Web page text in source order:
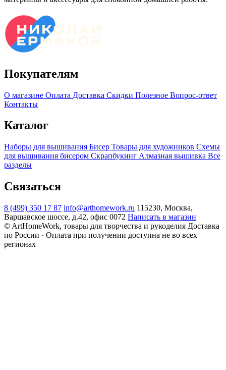
Покупателям
О магазине Оплата Доставка Скидки Полезное Вопрос-ответ
Контакты
Каталог
Наборы для вышивания Бисер Товары для художников Схемы
для вышивания бисером Скрапбукинг Алмазная вышивка Все
разделы
Связаться
8 (499) 350 17 87 info@arthomework.ru 115230, Москва,
Варшавское шоссе, д.42, офис 0072 Написать в магазин
© ArtHomeWork, товары для творчества и рукоделия Доставка
по России · Оплата при получении доступна не во всех
регионах